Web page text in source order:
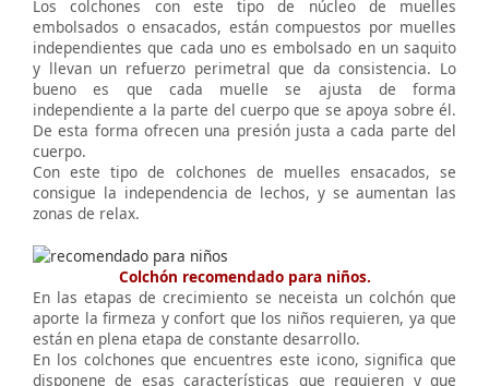
Los colchones con este tipo de núcleo de muelles
embolsados o ensacados, están compuestos por muelles
independientes que cada uno es embolsado en un saquito
y llevan un refuerzo perimetral que da consistencia. Lo
bueno es que cada muelle se ajusta de forma
independiente a la parte del cuerpo que se apoya sobre él.
De esta forma ofrecen una presión justa a cada parte del
cuerpo.
Con este tipo de colchones de muelles ensacados, se
consigue la independencia de lechos, y se aumentan las
zonas de relax.
Colchón recomendado para niños.
En las etapas de crecimiento se neceista un colchón que
aporte la firmeza y confort que los niños requieren, ya que
están en plena etapa de constante desarrollo.
En los colchones que encuentres este icono, significa que
disponene de esas características que requieren y que